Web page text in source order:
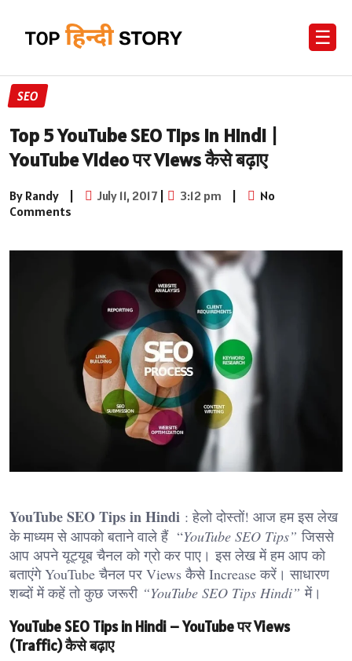
☰
SEO
Top 5 YouTube SEO Tips in Hindi |
YouTube Video पर Views कैसे बढ़ाए
By Randy | July 11, 2017| 3:12 pm |
No
Comments
YouTube SEO Tips in Hindi : हेलो दोस्तों! आज हम इस लेख
के माध्यम से आपको बताने वाले हैं “YouTube SEO Tips”जिससे
आप अपने यूट्यूब चैनल को ग्रो कर पाए। इस लेख में हम आप को
बताएंगे YouTube चैनल पर Views कैसे Increase करें। साधारण
शब्दों में कहें तो कुछ जरूरी “YouTube SEO Tips Hindi” में।
YouTube SEO Tips in Hindi – YouTube पर Views
(Traffic) कैसे बढ़ाए